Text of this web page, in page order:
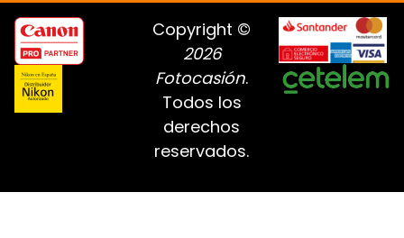
Copyright ©
2026
Fotocasión.
Todos los
derechos
reservados.